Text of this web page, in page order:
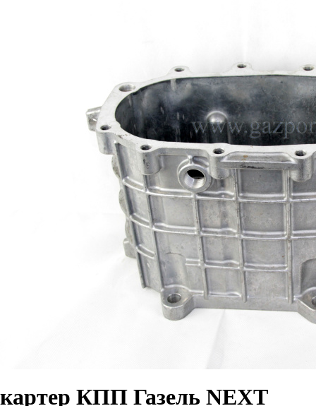
картер КПП Газель NEXT